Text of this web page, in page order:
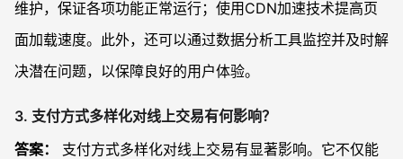
维护，保证各项功能正常运行；使用CDN加速技术提高页
面加载速度。此外，还可以通过数据分析工具监控并及时解
决潜在问题，以保障良好的用户体验。
3. 支付方式多样化对线上交易有何影响？
答案：
支付方式多样化对线上交易有显著影响。它不仅能